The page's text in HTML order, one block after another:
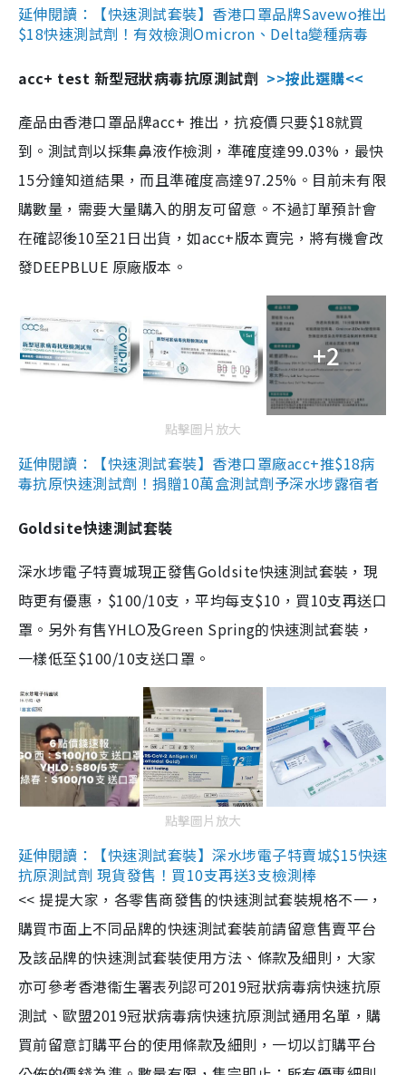
延伸閱讀：【快速測試套裝】香港口罩品牌Savewo推出
$18快速測試劑！有效檢測Omicron、Delta變種病毒
acc+ test 新型冠狀病毒抗原測試劑 >>按此選購<<
產品由香港口罩品牌acc+ 推出，抗疫價只要$18就買
到。測試劑以採集鼻液作檢測，準確度達99.03%，最快
15分鐘知道結果，而且準確度高達97.25%。目前未有限
購數量，需要大量購入的朋友可留意。不過訂單預計會
在確認後10至21日出貨，如acc+版本賣完，將有機會改
發DEEPBLUE 原廠版本。
+2
點擊圖片放大
延伸閱讀：【快速測試套裝】香港口罩廠acc+推$18病
毒抗原快速測試劑！捐贈10萬盒測試劑予深水埗露宿者
Goldsite快速測試套裝
深水埗電子特賣城現正發售Goldsite快速測試套裝，現
時更有優惠，$100/10支，平均每支$10，買10支再送口
罩。另外有售YHLO及Green Spring的快速測試套裝，
一樣低至$100/10支送口罩。
點擊圖片放大
延伸閱讀：【快速測試套裝】深水埗電子特賣城$15快速
抗原測試劑 現貨發售！買10支再送3支檢測棒
<< 提提大家，各零售商發售的快速測試套裝規格不一，
購買市面上不同品牌的快速測試套裝前請留意售賣平台
及該品牌的快速測試套裝使用方法、條款及細則，大家
亦可參考香港衞生署表列認可2019冠狀病毒病快速抗原
測試、歐盟2019冠狀病毒病快速抗原測試通用名單，購
買前留意訂購平台的使用條款及細則，一切以訂購平台